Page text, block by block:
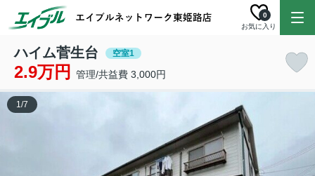
お気に入り
0
ハイム菅生台 空室1
2.9万円 管理/共益費 3,000円
1/7